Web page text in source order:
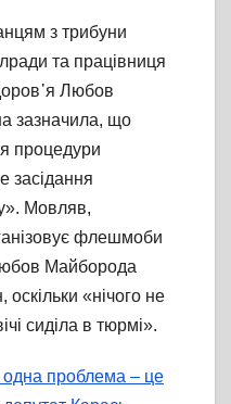
з трибуни
та працівниця
Любов
зазначила, що
процедури
засідання
Мовляв,
флешмоби
Майборода
«нічого не
сиділа в тюрмі».
одна проблема – це